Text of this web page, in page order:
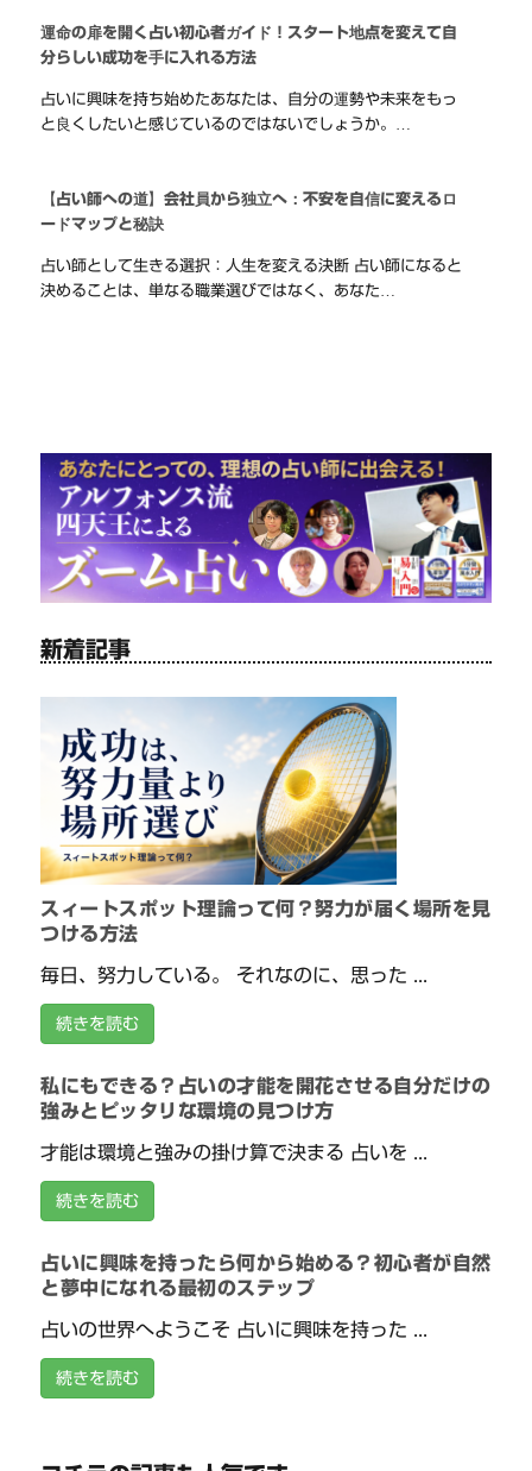
運命の扉を開く占い初心者ガイド！スタート地点を変えて自
分らしい成功を手に入れる方法
占いに興味を持ち始めたあなたは、自分の運勢や未来をもっ
と良くしたいと感じているのではないでしょうか。…
【占い師への道】会社員から独立へ：不安を自信に変えるロ
ードマップと秘訣
占い師として生きる選択：人生を変える決断 占い師になると
決めることは、単なる職業選びではなく、あなた…
新着記事
スィートスポット理論って何？努力が届く場所を見
つける方法
毎日、努力している。 それなのに、思った ...
続きを読む
私にもできる？占いの才能を開花させる自分だけの
強みとピッタリな環境の見つけ方
才能は環境と強みの掛け算で決まる 占いを ...
続きを読む
占いに興味を持ったら何から始める？初心者が自然
と夢中になれる最初のステップ
占いの世界へようこそ 占いに興味を持った ...
続きを読む